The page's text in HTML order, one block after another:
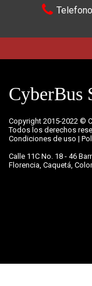
CyberBus
Copyright 2015-2022 ©
Todos los derechos
Condiciones de uso |
Calle 11C No. 18 - 46
Florencia, Caquetá,